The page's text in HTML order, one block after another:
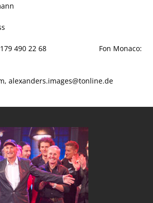
179 490 22 68 Fon Monaco:
alexanders.images@tonline.de